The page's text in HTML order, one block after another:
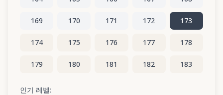
169 170 171 172 173
174 175 176 177 178
179 180 181 182 183
184
인기 레벨: